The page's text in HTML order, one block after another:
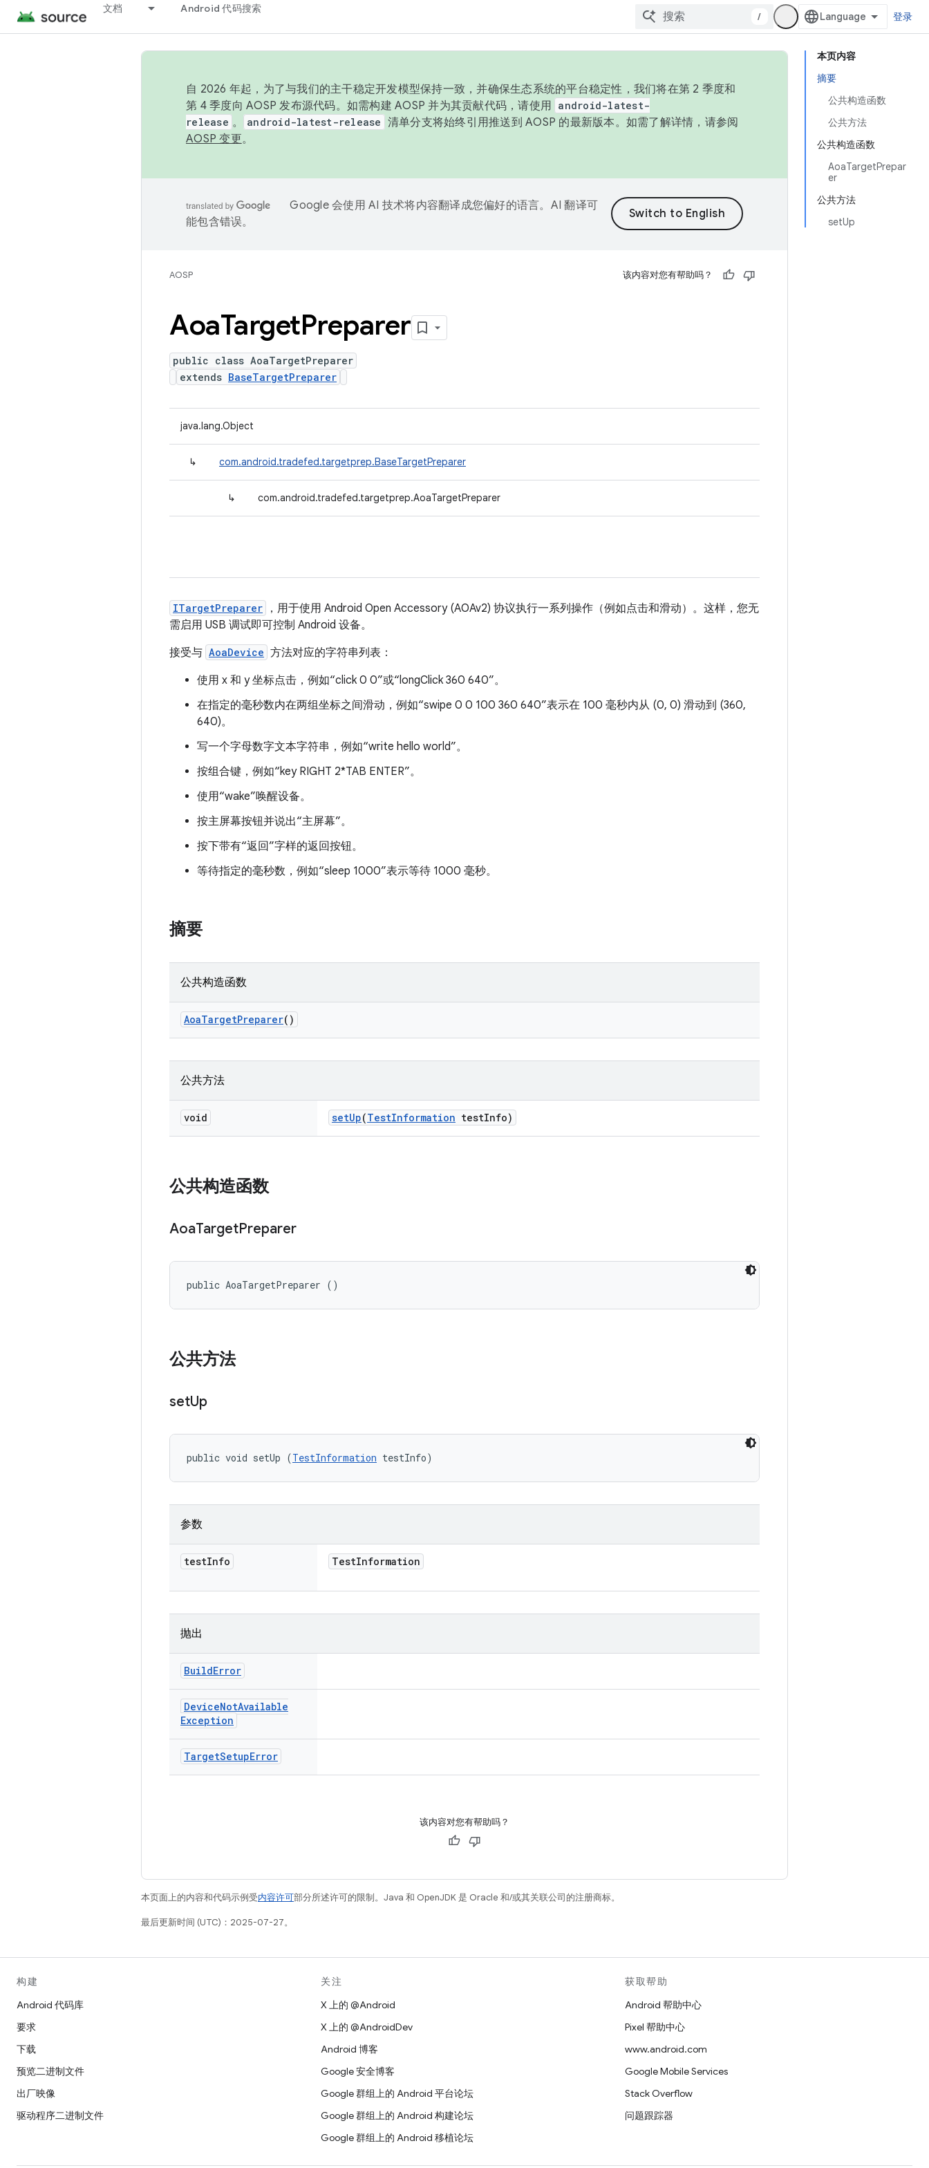
文档 Android 代码搜索
/ 登录
本页内容
摘要
公共构造函数
公共方法
公共构造函数
AoaTargetPrepar
er
公共方法
setUp
自 2026 年起，为了与我们的主干稳定开发模型保持一致，并确保生态系统的平台稳定性，我们将在第 2 季度和
第 4 季度向 AOSP 发布源代码。如需构建 AOSP 并为其贡献代码，请使用 android-latest-
release 。 android-latest-release 清单分支将始终引用推送到 AOSP 的最新版本。如需了解详情，请参阅
AOSP 变更。
Google 会使用 AI 技术将内容翻译成您偏好的语言。AI 翻译可
能包含错误。
AOSP 该内容对您有帮助吗？
AoaTargetPreparer
public class AoaTargetPreparer
extends BaseTargetPreparer
java.lang.Object
↳ com.android.tradefed.targetprep.BaseTargetPreparer
↳ com.android.tradefed.targetprep.AoaTargetPreparer
ITargetPreparer
，用于使用 Android Open Accessory (AOAv2) 协议执行一系列操作（例如点击和滑动）。这样，您无
需启用 USB 调试即可控制 Android 设备。
接受与 AoaDevice 方法对应的字符串列表：
使用 x 和 y 坐标点击，例如“click 0 0”或“longClick 360 640”。
在指定的毫秒数内在两组坐标之间滑动，例如“swipe 0 0 100 360 640”表示在 100 毫秒内从 (0, 0) 滑动到 (360,
640)。
写一个字母数字文本字符串，例如“write hello world”。
按组合键，例如“key RIGHT 2*TAB ENTER”。
使用“wake”唤醒设备。
按主屏幕按钮并说出“主屏幕”。
按下带有“返回”字样的返回按钮。
等待指定的毫秒数，例如“sleep 1000”表示等待 1000 毫秒。
摘要
公共构造函数
AoaTargetPreparer()
公共方法
void setUp(TestInformation testInfo)
公共构造函数
AoaTargetPreparer
public AoaTargetPreparer ()
公共方法
setUp
public void setUp (TestInformation testInfo)
参数
testInfo TestInformation
抛出
BuildError
DeviceNotAvailable
Exception
TargetSetupError
该内容对您有帮助吗？
本页面上的内容和代码示例受内容许可部分所述许可的限制。Java 和 OpenJDK 是 Oracle 和/或其关联公司的注册商标。
最后更新时间 (UTC)：2025-07-27。
构建
Android 代码库
要求
下载
预览二进制文件
出厂映像
驱动程序二进制文件
关注
X 上的 @Android
X 上的 @AndroidDev
Android 博客
Google 安全博客
Google 群组上的 Android 平台论坛
Google 群组上的 Android 构建论坛
Google 群组上的 Android 移植论坛
获取帮助
Android 帮助中心
Pixel 帮助中心
www.android.com
Google Mobile Services
Stack Overflow
问题跟踪器